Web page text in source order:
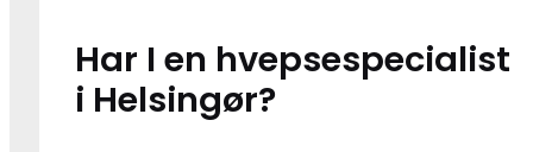
Har I en hvepsespecialist
i Helsingør?